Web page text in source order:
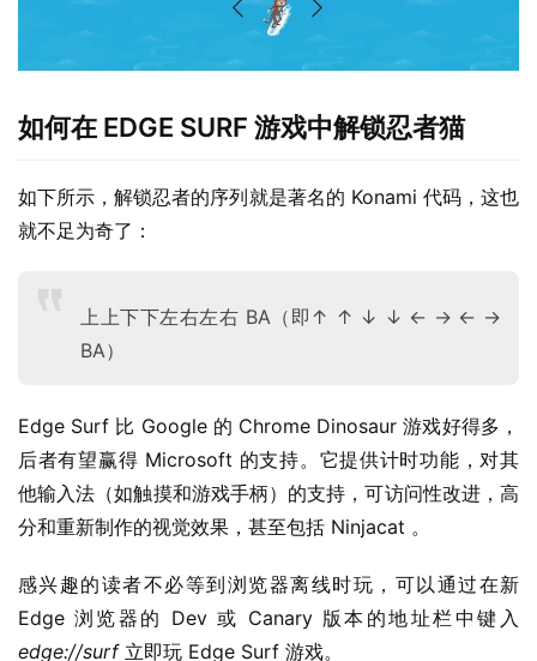
业
界
W
i
n
0
P
如何在 EDGE SURF 游戏中解锁忍者猫
如下所示，解锁忍者的序列就是著名的 Konami 代码，这也
就不足为奇了：
上上下下左右左右 BA（即↑ ↑ ↓ ↓ ← → ← →
BA）
Edge Surf 比 Google 的 Chrome Dinosaur 游戏好得多，
后者有望赢得 Microsoft 的支持。它提供计时功能，对其
他输入法（如触摸和游戏手柄）的支持，可访问性改进，高
分和重新制作的视觉效果，甚至包括 Ninjacat 。
感兴趣的读者不必等到浏览器离线时玩，可以通过在新
edge://surf 立即玩 Edge Surf 游戏。